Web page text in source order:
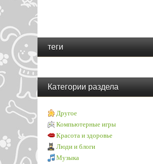
теги
Категории раздела
Другое
Компьютерные игры
Красота и здоровье
Люди и блоги
Музыка